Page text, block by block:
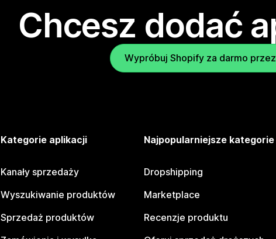
Chcesz dodać
Wypróbuj Shopify za darmo
Kategorie aplikacji
Kanały sprzedaży
Wyszukiwanie produktów
Sprzedaż produktów
Najpopularniejsze kategorie
Dropshipping
Marketplace
Recenzje produktu